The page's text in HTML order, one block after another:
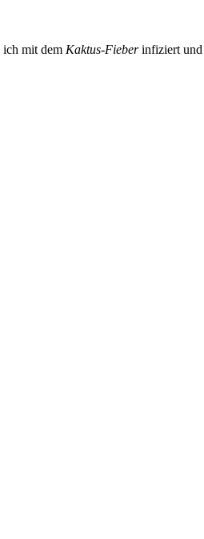
ich mit dem Kaktus-Fieberinfiziert und